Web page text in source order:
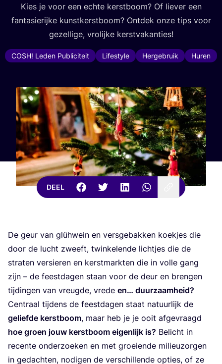
Kies je voor een ech­te kerst­boom? Of lie­ver een
fan­ta­sie­rij­ke kunst­kerst­boom? Ont­dek onze tips voor
gezel­li­ge, vro­lij­ke kerstvakanties!
COSH! Leden Publiciteit Lifestyle Hergebruik Huren
DEEL
De geur van glüh­wein en vers­ge­bak­ken koek­jes die
door de lucht zweeft, twin­ke­len­de licht­jes die de
stra­ten ver­sie­ren en kerst­mark­ten die in vol­le gang
zijn – de feest­da­gen staan voor de deur en bren­gen
tij­din­gen van vreug­de, vre­de en… duur­zaam­heid?
Cen­traal tij­dens de feest­da­gen staat natuur­lijk de
gelief­de kerst­boom, maar heb je je ooit afge­vraagd
hoe groen jouw kerst­boom eigen­lijk is? Belicht in
recen­te onder­zoe­ken en met groei­en­de mili­eu­zor­gen
in gedach­ten, nodi­gen de ver­schil­len­de opties, of ze